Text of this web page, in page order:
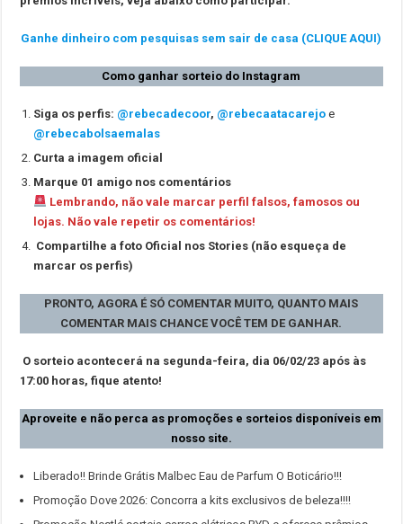
Ganhe dinheiro com pesquisas sem sair de casa (CLIQUE AQUI)
Como ganhar sorteio do Instagram
Siga os perfis: @rebecadecoor, @rebecaatacarejo e
@rebecabolsaemalas
Curta a imagem oficial⠀
Marque 01 amigo nos comentários
Lembrando, não vale marcar perfil falsos, famosos ou
lojas. Não vale repetir os comentários!
Compartilhe a foto Oficial nos Stories (não esqueça de
marcar os perfis)⠀
PRONTO, AGORA É SÓ COMENTAR MUITO, QUANTO MAIS
COMENTAR MAIS CHANCE VOCÊ TEM DE GANHAR.
O sorteio acontecerá na segunda-feira, dia 06/02/23 após às
17:00 horas, fique atento!
Aproveite e não perca as promoções e sorteios disponíveis em
nosso site.
Liberado!! Brinde Grátis Malbec Eau de Parfum O Boticário!!!
Promoção Dove 2026: Concorra a kits exclusivos de beleza!!!!